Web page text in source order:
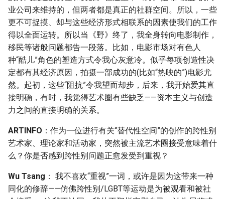
业公司来维持的，但两者都是真正的社群空间。所以，一些
更不可捉摸、却与这些经济形式相联系的因素使我们的工作
得以全面运转。所以当《野》终了，我全身转向电影制作，
移民等诸般问题都告一段落。比如，电影市场对有色人
种“酷儿”角色的塑造方式令我心灰意冷。似乎每项创造性决
定都有其经济原因，拍摄一部成功的(比如“热映的”)电影尤
然。起初，这些“阻抗”令我望而却步，后来，我开始爱其直
接明确，有时，我觉得艺术圈有些缺乏——资本主义与创造
力之间的直接明确的关系。
ARTINFO ：作为一位进行有关“替代性空间”的创作的跨性别
艺术家、理论家和活动家，突然被主流艺术圈接受意味着什
么？你是否感到跨性别问题正愈发受到重视？
Wu Tsang ： 我不喜欢“重视”一词，或许是因为这带来一种
同化的修辞——仿佛跨性别/LGBT等运动是为被观看和被社